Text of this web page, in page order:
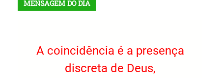
MENSAGEM DO DIA
A coincidência é a presença
discreta de Deus,